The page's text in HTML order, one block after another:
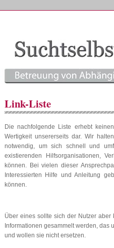
Link-Liste
Die nachfolgende Liste erhebt
Wertigkeit unsererseits dar. Wir
notwendig, um sich schnell und
existierenden Hilfsorganisationen,
können. Bei vielen dieser
Interessierten Hilfe und Anleitung
können.
Über eines sollte sich der Nutzer
Informationen gesammelt werden, das
und wollen sie nicht ersetzen.